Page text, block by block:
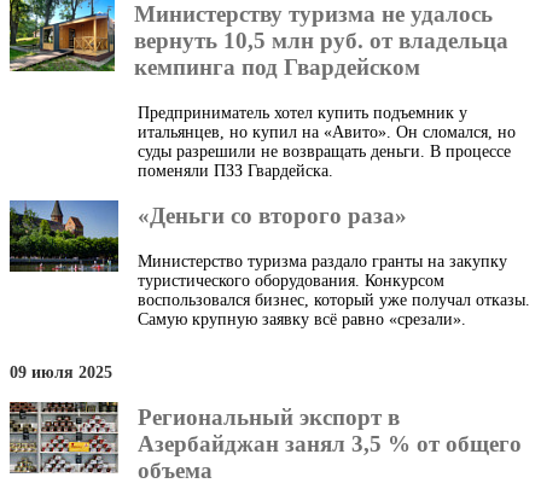
Министерству туризма не удалось
вернуть 10,5 млн руб. от владельца
кемпинга под Гвардейском
Предприниматель хотел купить подъемник у
итальянцев, но купил на «Авито». Он сломался, но
суды разрешили не возвращать деньги. В процессе
поменяли ПЗЗ Гвардейска.
«Деньги со второго раза»
Министерство туризма раздало гранты на закупку
туристического оборудования. Конкурсом
воспользовался бизнес, который уже получал отказы.
Самую крупную заявку всё равно «срезали».
09 июля 2025
Региональный экспорт в
Азербайджан занял 3,5 % от общего
объема